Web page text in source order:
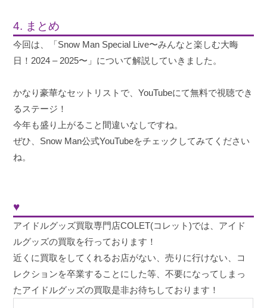
4. まとめ
今回は、「Snow Man Special Live〜みんなと楽しむ大晦
日！2024 – 2025〜」について解説していきました。
かなり豪華なセットリストで、YouTubeにて無料で視聴でき
るステージ！
今年も盛り上がること間違いなしですね。
ぜひ、Snow Man公式YouTubeをチェックしてみてください
ね。
♥
アイドルグッズ買取専門店COLET(コレット)では、アイド
ルグッズの買取を行っております！
近くに買取をしてくれるお店がない、売りに行けない、コ
レクションを卒業することにした等、不要になってしまっ
たアイドルグッズの買取是非お待ちしております！